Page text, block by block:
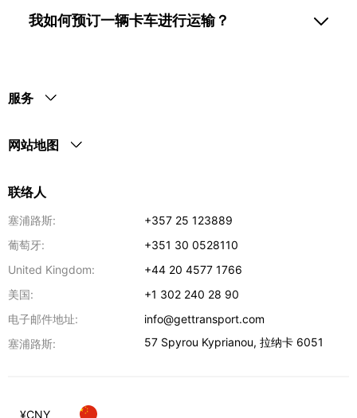
我如何预订一辆卡车进行运输？
服务
网站地图
联络人
塞浦路斯:
+357 25 123889
葡萄牙:
+351 30 0528110
United Kingdom:
+44 20 4577 1766
美国:
+1 302 240 28 90
电子邮件地址:
info@gettransport.com
塞浦路斯:
57 Spyrou Kyprianou,拉纳卡 6051
¥CNY